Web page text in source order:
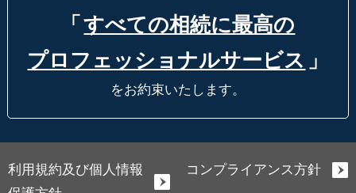
「 すべての相続に最高の
プロフェッショナルサービス 」
をお約束いたします。
利用規約及び個人情報
コンプライアンス方針